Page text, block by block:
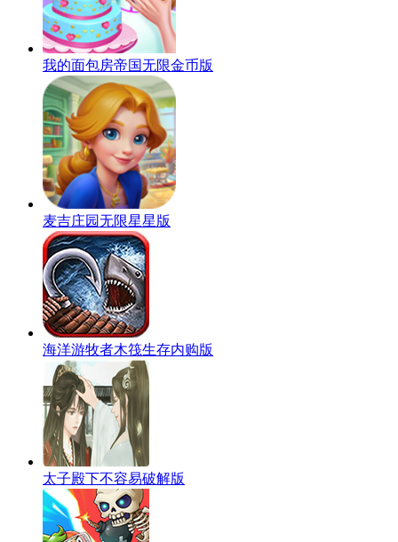
我的面包房帝国无限金币版
麦吉庄园无限星星版
海洋游牧者木筏生存内购版
太子殿下不容易破解版